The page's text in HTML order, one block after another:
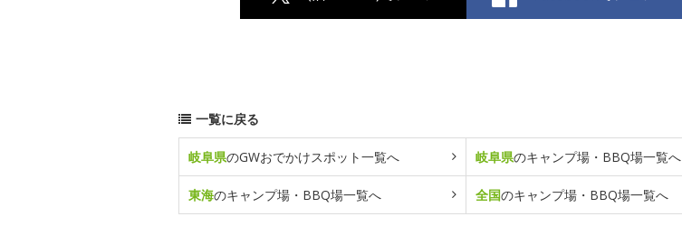
一覧に戻る
岐阜県のGWおでかけスポット一覧へ 岐阜県のキャンプ場・BBQ場一覧へ
東海のキャンプ場・BBQ場一覧へ 全国のキャンプ場・BBQ場一覧へ